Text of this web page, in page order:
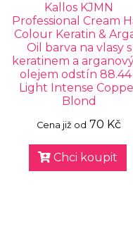
Kallos KJMN
Professional Cream
Colour Keratin &
Oil barva na vlasy s
keratinem a
olejem odstín 88.44 l
Light Intense
Blond
Cena již od 70 Kč
Chci koupit